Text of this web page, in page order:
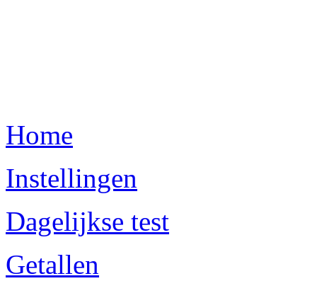
Home
Instellingen
Dagelijkse test
Getallen